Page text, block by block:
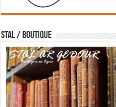
STAL / BOUTIQUE